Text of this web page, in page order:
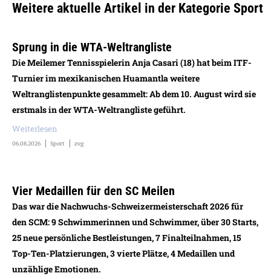
Weitere aktuelle Artikel in der Kategorie Sport
Sprung in die WTA-Weltrangliste
Die Meilemer Tennisspielerin Anja Casari (18) hat beim ITF-
Turnier im mexikanischen Huamantla weitere
Weltranglistenpunkte gesammelt: Ab dem 10. August wird sie
erstmals in der WTA-Weltrangliste geführt.
Weiterlesen
06.08.2026 Sport zvg
Vier Medaillen für den SC Meilen
Das war die Nachwuchs-Schweizermeisterschaft 2026 für
den SCM: 9 Schwimmerinnen und Schwimmer, über 30 Starts,
25 neue persönliche Bestleistungen, 7 Finalteilnahmen, 15
Top-Ten-Platzierungen, 3 vierte Plätze, 4 Medaillen und
unzählige Emotionen.